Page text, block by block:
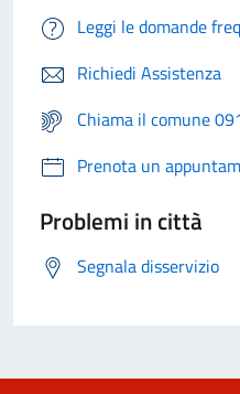
Leggi le domande
Richiedi Assistenza
Chiama il comune
Prenota un
Problemi in città
Segnala disservizio